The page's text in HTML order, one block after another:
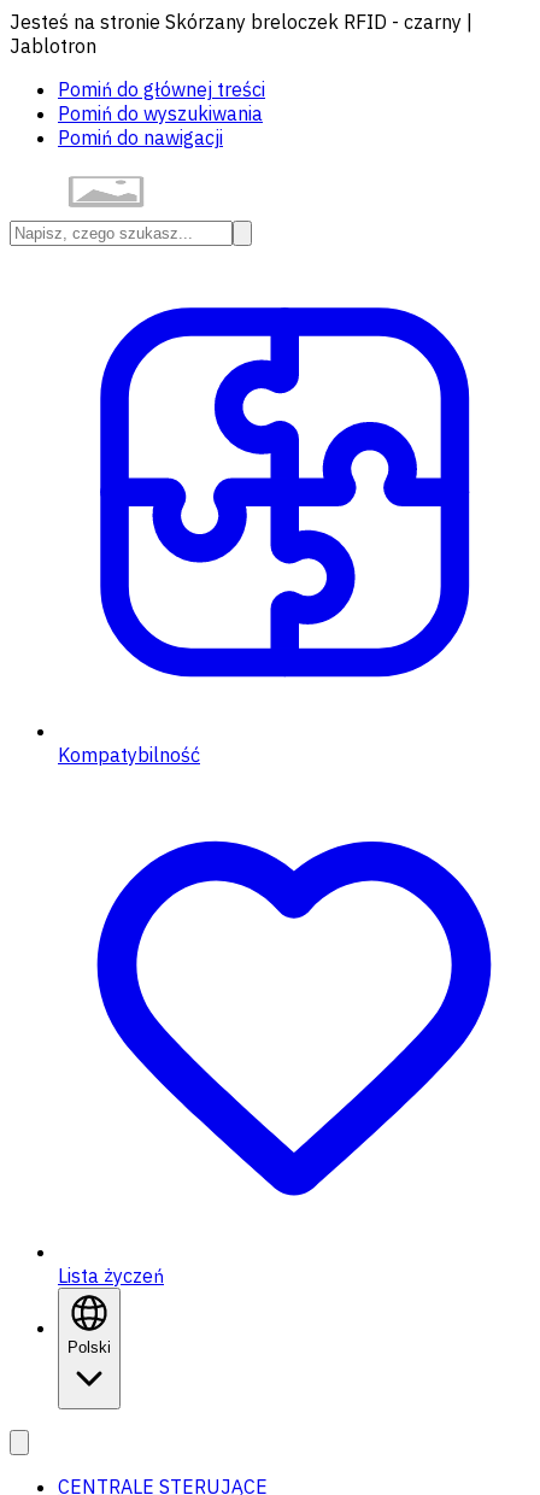
Jesteś na stronie Skórzany breloczek RFID - czarny |
Jablotron
Pomiń do głównej treści
Pomiń do wyszukiwania
Pomiń do nawigacji
Kompatybilność
Lista życzeń
Polski
CENTRALE STERUJĄCE